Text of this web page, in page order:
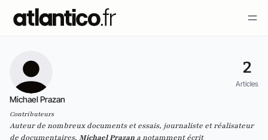
2
Articles
Michael Prazan
Contributeurs
Auteur de nombreux documents et essais, journaliste et réalisateur
de documentaires, Michael Prazan a notamment écrit